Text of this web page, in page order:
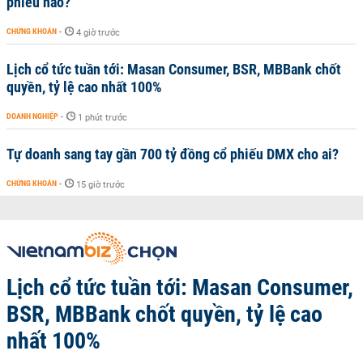
CHỨNG KHOÁN - 4 giờ trước
Lịch cổ tức tuần tới: Masan Consumer, BSR, MBBank chốt
quyền, tỷ lệ cao nhất 100%
DOANH NGHIỆP - 1 phút trước
Tự doanh sang tay gần 700 tỷ đồng cổ phiếu DMX cho ai?
CHỨNG KHOÁN - 15 giờ trước
Lịch cổ tức tuần tới: Masan Consumer,
BSR, MBBank chốt quyền, tỷ lệ cao
nhất 100%